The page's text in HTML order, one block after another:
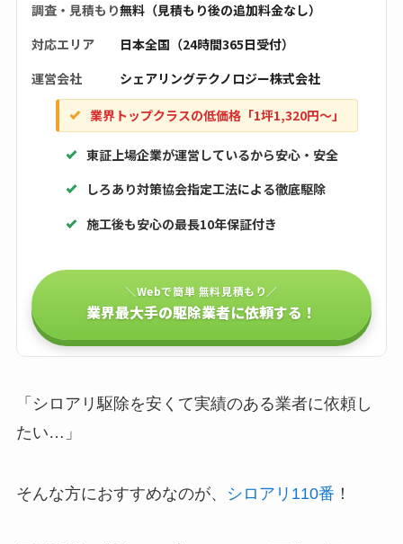
調査・見積もり無料（見積もり後の追加料金なし）
対応エリア
日本全国（24時間365日受付）
運営会社
シェアリングテクノロジー株式会社
業界トップクラスの低価格「1坪1,320円〜」
東証上場企業が運営しているから安心・安全
しろあり対策協会指定工法による徹底駆除
施工後も安心の最長10年保証付き
＼Webで簡単 無料見積もり／
業界最大手の駆除業者に依頼する！
「シロアリ駆除を安くて実績のある業者に依頼し
たい…」
そんな方におすすめなのが、 シロアリ110番 ！